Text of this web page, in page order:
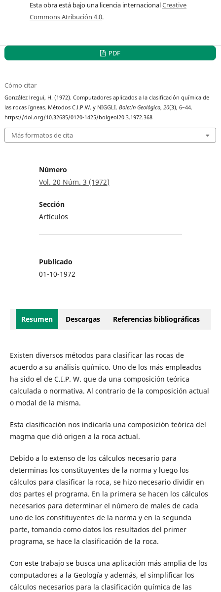
Esta obra está bajo una licencia internacionalCreative
Commons Atribución 4.0.
PDF
Cómo citar
González lregui, H. (1972). Computadores aplicados a la clasificación química de
las rocas ígneas. Métodos C.l.P.W. y NIGGLI.Boletín Geológico,20(3), 6–44.
https://doi.org/10.32685/0120-1425/bolgeol20.3.1972.368
Más formatos de cita
Número
Vol. 20 Núm. 3 (1972)
Sección
Artículos
Publicado
01-10-1972
Resumen Descargas Referencias bibliográficas
Existen diversos métodos para clasificar las rocas de
acuerdo a su análisis químico. Uno de los más empleados
ha sido el de C.I.P. W. que da una composición teórica
calculada o normativa. Al contrario de la composición actual
o modal de la misma.
Esta clasificación nos indicaría una composición teórica del
magma que dió origen a la roca actual.
Debido a lo extenso de los cálculos necesario para
determinas los constituyentes de la norma y luego los
cálculos para clasificar la roca, se hizo necesario dividir en
dos partes el programa. En la primera se hacen los cálculos
necesarios para determinar el número de males de cada
uno de los constituyentes de la norma y en la segunda
parte, tomando como datos los resultados del primer
programa, se hace la clasificación de la roca.
Con este trabajo se busca una aplicación más amplia de los
computadores a la Geología y además, el simplificar los
cálculos necesarios para la clasificación química de las